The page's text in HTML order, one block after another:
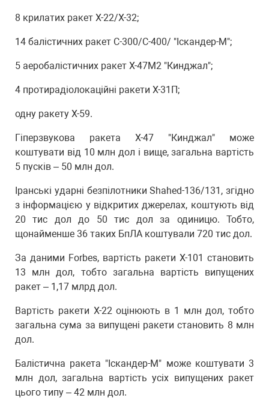
8 крилатих ракет Х-22/Х-32;
14 балістичних ракет С-300/С-400/ "Іскандер-М";
5 аеробалістичних ракет Х-47М2 "Кинджал";
4 протирадіолокаційні ракети Х-31П;
одну ракету Х-59.
Гіперзвукова ракета Х-47 "Кинджал" може
коштувати від 10 млн дол і вище, загальна вартість
5 пусків – 50 млн дол.
Іранські ударні безпілотники Shahed-136/131, згідно
з інформацією у відкритих джерелах, коштують від
20 тис дол до 50 тис дол за одиницю. Тобто,
щонайменше 36 таких БпЛА коштували 720 тис дол.
За даними Forbes, вартість ракети Х-101 становить
13 млн дол, тобто загальна вартість випущених
ракет – 1,17 млрд дол.
Вартість ракети Х-22 оцінюють в 1 млн дол, тобто
загальна сума за випущені ракети становить 8 млн
дол.
Балістична ракета "Іскандер-М" може коштувати 3
млн дол, загальна вартість усіх випущених ракет
цього типу – 42 млн дол.